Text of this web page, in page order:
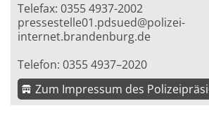
Telefax: 0355 4937-2002
pressestelle01.pdsued@polizei-
internet.brandenburg.de
Telefon: 0355 4937–2020
Zum Impressum des